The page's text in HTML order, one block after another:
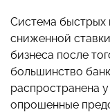
Система быстрых
сниженной
бизнеса после
большинство
распространена
опрошенные